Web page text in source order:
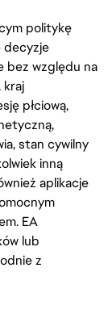
politykę
decyzje
bez względu na
kraj
płciową,
stan cywilny
inną
aplikacje
EA
lub
z